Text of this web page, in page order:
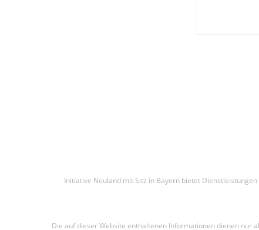
Initiative Neuland mit Sitz in Bayern bietet
Die auf dieser Website enthaltenen Informationen dienen nur